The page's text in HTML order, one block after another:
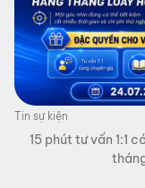
Tin sự kiện
15 phút tư vấn 1:1